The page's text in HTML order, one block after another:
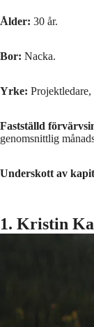
Ålder: 30 år.
Bor: Nacka.
Yrke: Projektledare,
Fastställd
genomsnittlig
Underskott av
1. Kristin